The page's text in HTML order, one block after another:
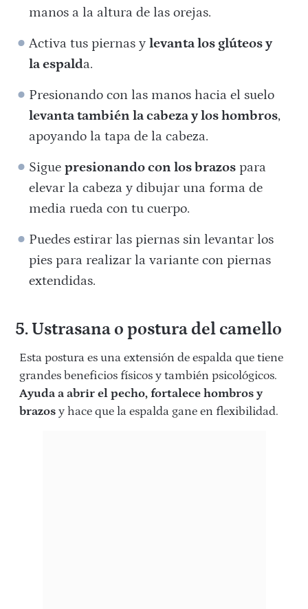
manos a la altura de las orejas.
Activa tus piernas ylevanta los glúteos y
la espalda.
Presionando con las manos hacia el suelo
levanta también la cabeza y los hombros,
apoyando la tapa de la cabeza.
Siguepresionando con los brazos para
elevar la cabeza y dibujar una forma de
media rueda con tu cuerpo.
Puedes estirar las piernas sin levantar los
pies para realizar la variante con piernas
extendidas.
5. Ustrasana o postura del camello
Esta postura es una extensión de espalda que tiene
grandes beneficios físicos y también psicológicos.
Ayuda a abrir el pecho, fortalece hombros y
brazos y hace que la espalda gane en flexibilidad.